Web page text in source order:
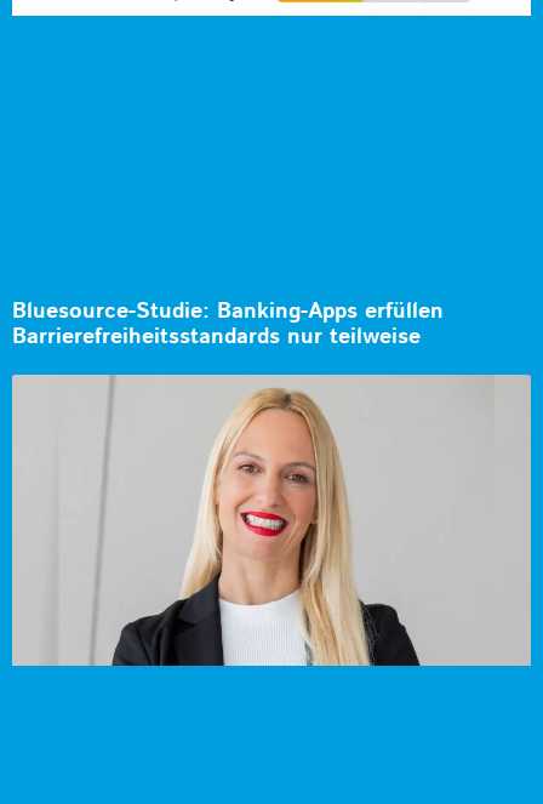
Bluesource-Studie: Banking-Apps erfüllen
Barrierefreiheitsstandards nur teilweise